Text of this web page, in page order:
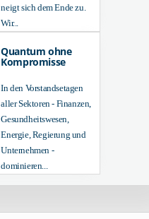
neigt sich dem Ende zu.
Wir...
Quantum ohne
Kompromisse
In den Vorstandsetagen
aller Sektoren - Finanzen,
Gesundheitswesen,
Energie, Regierung und
Unternehmen -
dominieren...